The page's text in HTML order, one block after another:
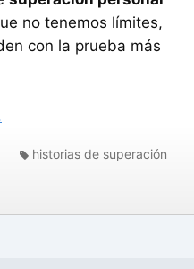
no tenemos límites,
con la prueba más
historias de superación